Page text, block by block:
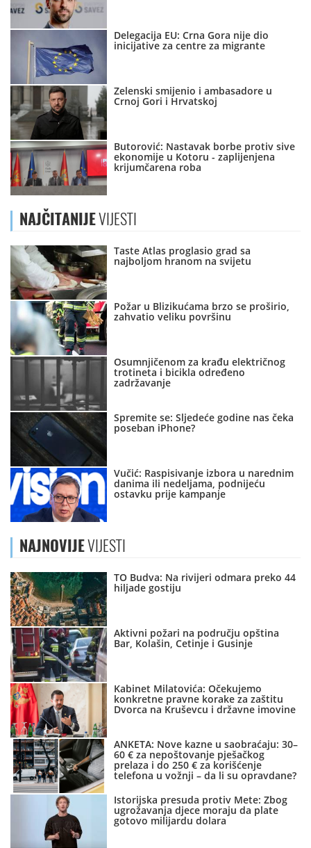
Delegacija EU: Crna Gora nije dio
inicijative za centre za migrante
Zelenski smijenio i ambasadore u
Crnoj Gori i Hrvatskoj
Butorović: Nastavak borbe protiv sive
ekonomije u Kotoru - zaplijenjena
krijumčarena roba
NAJČITANIJEVIJESTI
Taste Atlas proglasio grad sa
najboljom hranom na svijetu
Požar u Blizikućama brzo se proširio,
zahvatio veliku površinu
Osumnjičenom za krađu električnog
trotineta i bicikla određeno
zadržavanje
Spremite se: Sljedeće godine nas čeka
poseban iPhone?
Vučić: Raspisivanje izbora u narednim
danima ili nedeljama, podnijeću
ostavku prije kampanje
NAJNOVIJEVIJESTI
TO Budva: Na rivijeri odmara preko 44
hiljade gostiju
Aktivni požari na području opština
Bar, Kolašin, Cetinje i Gusinje
Kabinet Milatovića: Očekujemo
konkretne pravne korake za zaštitu
Dvorca na Kruševcu i državne imovine
ANKETA: Nove kazne u saobraćaju: 30–
60 € za nepoštovanje pješačkog
prelaza i do 250 € za korišćenje
telefona u vožnji – da li su opravdane?
Istorijska presuda protiv Mete: Zbog
ugrožavanja djece moraju da plate
gotovo milijardu dolara